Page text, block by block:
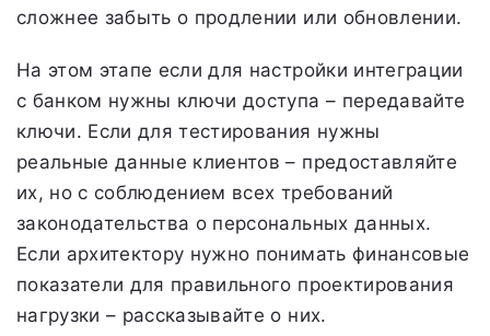
сложнее забыть о продлении или обновлении.
На этом этапе если для настройки интеграции
с банком нужны ключи доступа – передавайте
ключи. Если для тестирования нужны
реальные данные клиентов – предоставляйте
их, но с соблюдением всех требований
законодательства о персональных данных.
Если архитектору нужно понимать финансовые
показатели для правильного проектирования
нагрузки – рассказывайте о них.